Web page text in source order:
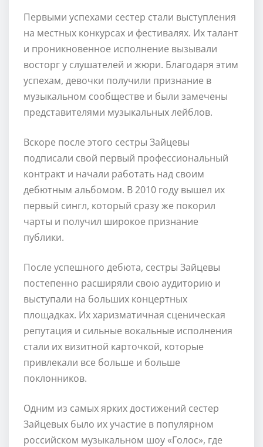
Первыми успехами сестер стали выступления
на местных конкурсах и фестивалях. Их талант
и проникновенное исполнение вызывали
восторг у слушателей и жюри. Благодаря этим
успехам, девочки получили признание в
музыкальном сообществе и были замечены
представителями музыкальных лейблов.
Вскоре после этого сестры Зайцевы
подписали свой первый профессиональный
контракт и начали работать над своим
дебютным альбомом. В 2010 году вышел их
первый сингл, который сразу же покорил
чарты и получил широкое признание
публики.
После успешного дебюта, сестры Зайцевы
постепенно расширяли свою аудиторию и
выступали на больших концертных
площадках. Их харизматичная сценическая
репутация и сильные вокальные исполнения
стали их визитной карточкой, которые
привлекали все больше и больше
поклонников.
Одним из самых ярких достижений сестер
Зайцевых было их участие в популярном
российском музыкальном шоу «Голос», где